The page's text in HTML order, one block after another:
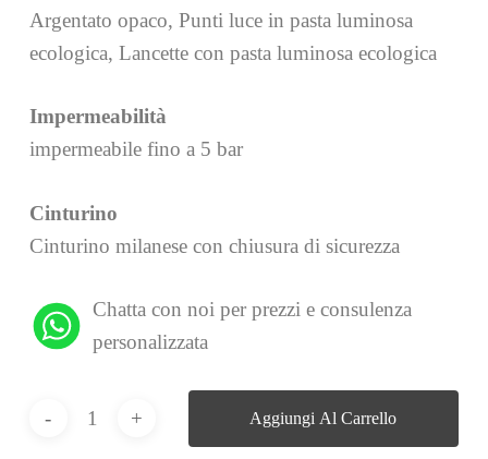
Argentato opaco, Punti luce in pasta luminosa
ecologica, Lancette con pasta luminosa ecologica
Impermeabilità
impermeabile fino a 5 bar
Cinturino
Cinturino milanese con chiusura di sicurezza
Chatta con noi per prezzi e consulenza
personalizzata
Aggiungi Al Carrello